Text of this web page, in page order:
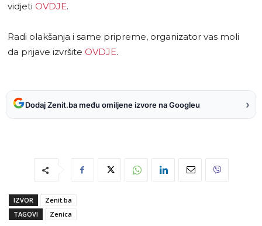
vidjeti OVDJE.
Radi olakšanja i same pripreme, organizator vas moli
da prijave izvršite OVDJE.
Dodaj Zenit.ba među omiljene izvore na Googleu ›
IZVOR
Zenit.ba
TAGOVI
Zenica